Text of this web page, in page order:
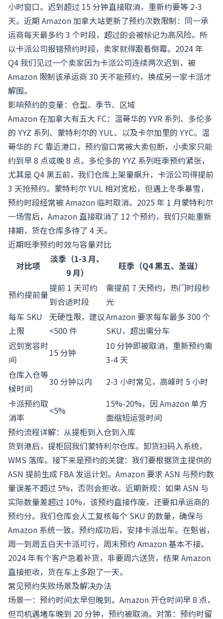
小时窗口。迟到超过 15 分钟直接取消，重新约要等 2-3
天。近期 Amazon 加拿大站更新了预约次数限制：同一承
运商每天最多约 3 个时段，超过的会被标记为高风险。所
以卡派公司报错预约时段，卖家就得跟着倒霉。2024 年
Q4 我们见过一个卖家因为卡派公司连续两次迟到，被
Amazon 限制该承运商 30 天不能预约，换成另一家卡派才
解围。
影响预约的变量：仓型、季节、区域
Amazon 在加拿大有五大 FC：温哥华的 YVR 系列、多伦多
的 YYZ 系列、蒙特利尔的 YUL、以及卡尔加里的 YYC。温
哥华的 FC 靠近港口，预约窗口常被大卖包断，小卖家只能
约到早 8 点或晚 8 点。多伦多的 YYZ 系列旺季预约紧张，
尤其是 Q4 黑五前，我们仓库上架量飙升，卡派公司得提前
3 天抢预约。蒙特利尔 YUL 相对宽松，但遇上冬季暴雪，
预约时段经常被 Amazon 临时取消。2025 年 1 月蒙特利尔
一场雪后，Amazon 直接取消了 12 个预约，我们只能重新
排期，货在仓库多待了 4 天。
近期旺季预约时效与容量对比
对比项
淡季（1-3 月、
9 月）
旺季（Q4 黑五、圣诞）
预约提前量
提前 1 天可约
到合适时段
需提前 7 天预约，热门时段秒
光
每车 SKU
上限
无硬性限，建议
<500 件
Amazon 要求每车最多 300 个
SKU，超出需分车
迟到宽容时
间
15 分钟
10 分钟即被取消，重新预约需
3-4 天
仓库入仓等
候时间
30 分钟以内
2-3 小时常见，高峰时 5 小时
卡派预约取
消率
<5%
15%-20%，因 Amazon 单方
面缩短运营时间
预约流程详解：从提柜到入仓到入库
货到港后，提柜回我们蒙特利尔仓库。卸货扫码入系统，
WMS 落库。接下来是预约的关键：我们要根据货主提供的
ASN 提前生成 FBA 发运计划。Amazon 要求 ASN 与预约数
量误差不超过 5%，否则会拒收。近期新规：如果 ASN 与
实际数量差超过 10%，该预约直接作废，还要扣承运商的
预约分。我们仓库会人工复核每个 SKU 的数量，确保与
Amazon 系统一致。预约成功后，安排卡派出车。在魁省，
周一到周五白天卡派可行，周末预约 Amazon 基本不接。
2024 年有个客户急着补货，非要周六送货，结果 Amazon
直接拒收，货在车上多跑了一天。
常见预约失败场景及解决办法
场景一：预约时间太早但晚到。Amazon 开仓时间早 8 点，
但司机遇堵车晚到 20 分钟，预约被取消。对策：预约时留